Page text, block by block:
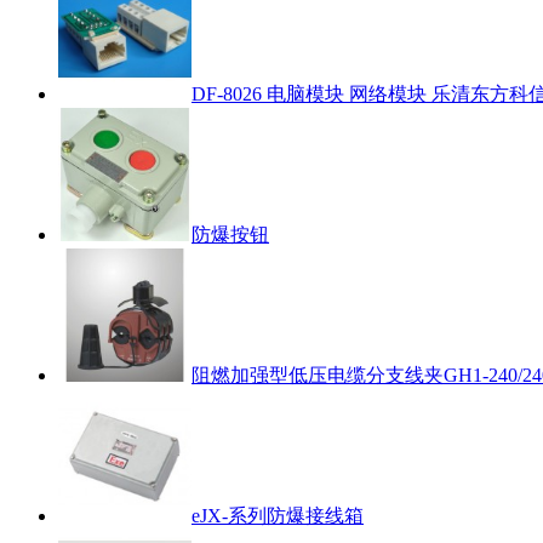
DF-8026 电脑模块 网络模块 乐清东方科
防爆按钮
阻燃加强型低压电缆分支线夹GH1-240/
eJX-系列防爆接线箱